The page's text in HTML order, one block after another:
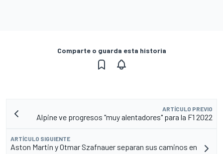
Comparte o guarda esta historia
ARTÍCULO PREVIO
Alpine ve progresos "muy alentadores" para la F1 2022
ARTÍCULO SIGUIENTE
Aston Martin y Otmar Szafnauer separan sus caminos en